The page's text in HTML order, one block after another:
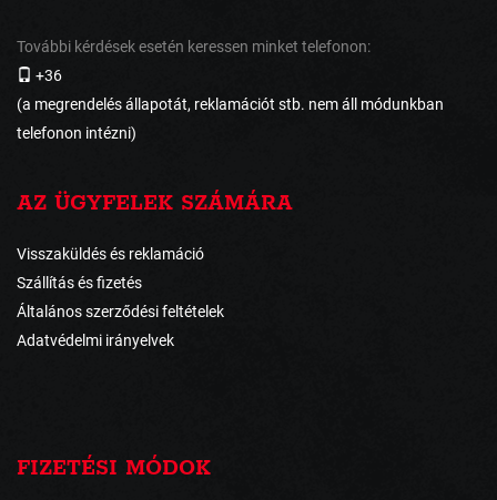
További kérdések esetén keressen minket telefonon:
+36
(a megrendelés állapotát, reklamációt stb. nem áll módunkban
telefonon intézni)
AZ ÜGYFELEK SZÁMÁRA
Visszaküldés és reklamáció
Szállítás és fizetés
Általános szerződési feltételek
Adatvédelmi irányelvek
FIZETÉSI MÓDOK